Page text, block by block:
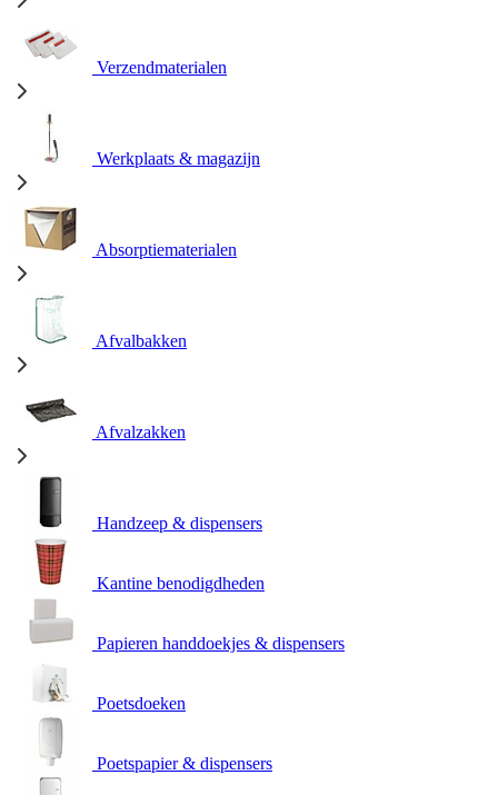
Verzendmaterialen
Werkplaats & magazijn
Absorptiematerialen
Afvalbakken
Afvalzakken
Handzeep & dispensers
Kantine benodigdheden
Papieren handdoekjes & dispensers
Poetsdoeken
Poetspapier & dispensers